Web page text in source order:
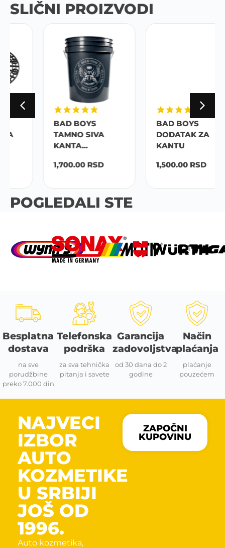
SLIČNI PROIZVODI
BAD BOYS
TAMNO SIVA
KANTA...
1,700.00RSD
BAD BOYS
DODATAK ZA
1,500.00RSD
POGLEDALI STE
Besplatna
dostava
na sve
porudžbine
preko 7.000 din
Telefonska
podrška
za sva tehnička
pitanja i savete
Garancija
zadovoljstva
od 30 dana do 2
godine
Način
plaćanja
plaćanje
pouzećem
NAJVECI
IZBOR
AUTO
KOZMETIKE
U SRBIJI
JOŠ OD
1996.
Auto kozmetika,
ZAPOČNI
KUPOVINU